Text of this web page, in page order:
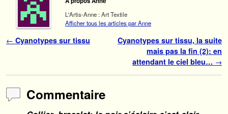
L'Artis-Anne : Art Textile
Afficher tous les articles par Anne
Navigation des articles
← Cyanotypes sur tissu
Cyanotypes sur tissu, la suite
mais pas la fin (2): en
attendant le ciel bleu… →
Commentaire